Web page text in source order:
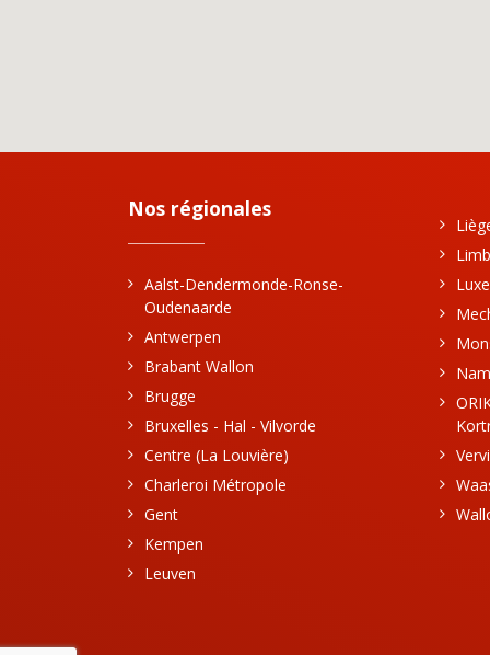
Nos régionales
Aalst-Dendermonde-Ronse-
Oudenaarde
Antwerpen
Brabant Wallon
Brugge
Bruxelles - Hal - Vilvorde
Centre (La Louvière)
Charleroi Métropole
Gent
Kempen
Leuven